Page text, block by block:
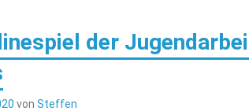
der
von Steffen